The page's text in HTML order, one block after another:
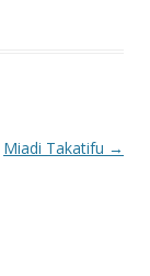
Miadi Takatifu →